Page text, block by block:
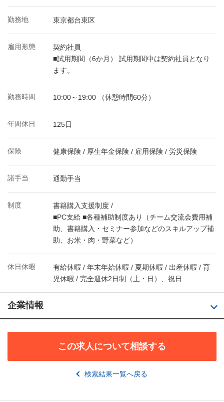
勤務地 東京都台東区
雇用形態
契約社員
■試用期間（6か月） 試用期間中は契約社員となり
ます。
勤務時間 10:00～19:00 （休憩時間60分）
年間休日 125日
保険 健康保険 / 厚生年金保険 / 雇用保険 / 労災保険
諸手当 通勤手当
制度
書籍購入支援制度 /
■PC支給 ■各種補助制度あり（チーム交流会費用補
助、書籍購入・セミナー参加などのスキルアップ補
助、お米・肉・野菜など）
休日休暇
有給休暇 / 年末年始休暇 / 夏期休暇 / 出産休暇 / 育
児休暇 / 完全週休2日制（土・日）、祝日
企業情報
この求人について相談する
検索結果一覧へ戻る